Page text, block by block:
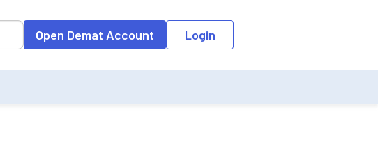
data into the input field, the suggestion list will be updated as per the
Open Demat Account Login